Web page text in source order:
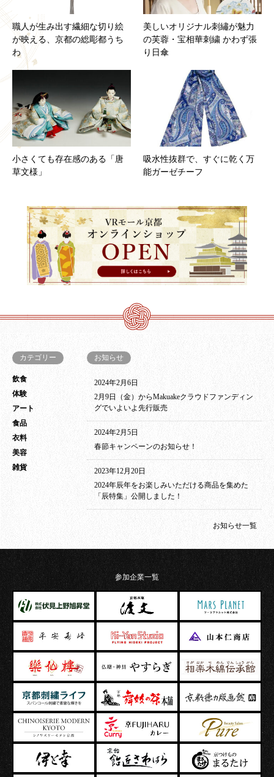
職人が生み出す繊細な切り絵
が映える、京都の総彫都うち
わ
美しいオリジナル刺繡が魅力
の芙蓉・宝相華刺繍 かわず張
り日傘
小さくても存在感のある「唐
草文様」
吸水性抜群で、すぐに乾く万
能ガーゼチーフ
カテゴリー
飲食
体験
アート
食品
衣料
美容
雑貨
お知らせ
2024年2月6日
2月9日（金）からMakuakeクラウドファンディン
グでいよいよ先行販売
2024年2月5日
春節キャンペーンのお知らせ！
2023年12月20日
2024年辰年をお楽しみいただける商品を集めた
「辰特集」公開しました！
お知らせ一覧
参加企業一覧